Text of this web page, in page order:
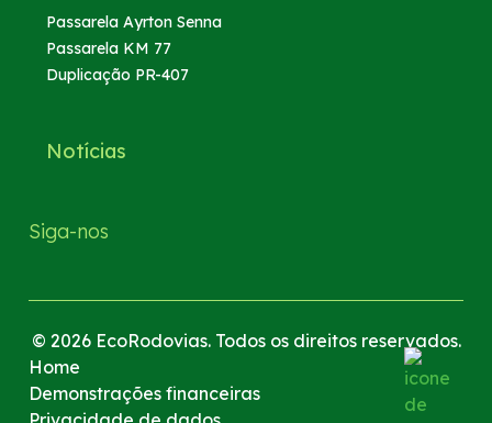
Passarela Ayrton Senna
Passarela KM 77
Duplicação PR-407
Notícias
Siga-nos
Home
Demonstrações financeiras
© 2026 EcoRodovias. Todos os direitos reservados.